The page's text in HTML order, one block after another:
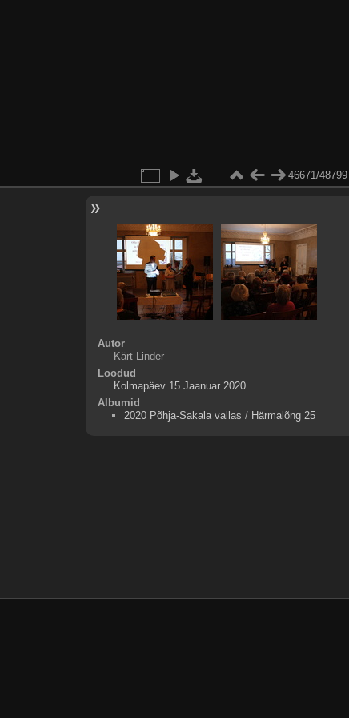
46671/48799
Autor
Kärt Linder
Loodud
Kolmapäev 15 Jaanuar 2020
Albumid
2020 Põhja-Sakala vallas / Härmalõng 25